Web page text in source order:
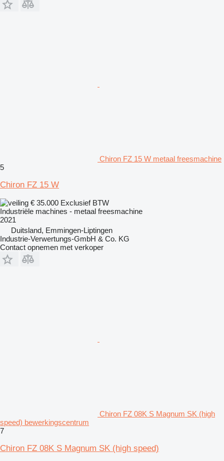
Chiron FZ 15 W metaal freesmachine
5
Chiron FZ 15 W
€ 35.000 Exclusief BTW
Industriële machines - metaal freesmachine
2021
Duitsland, Emmingen-Liptingen
Industrie-Verwertungs-GmbH & Co. KG
Contact opnemen met verkoper
Chiron FZ 08K S Magnum SK (high
speed) bewerkingscentrum
7
Chiron FZ 08K S Magnum SK (high speed)